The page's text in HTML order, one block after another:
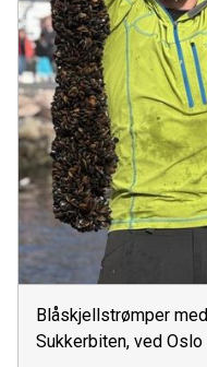
Blåskjellstrømper
Sukkerbiten, ved